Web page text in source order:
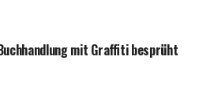
mit Graf­fi­ti besprüht